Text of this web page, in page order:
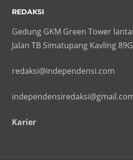
REDAKSI
Gedung GKM Green Tower
Jalan TB Simatupang Kavling
redaksi@independensi.com
Karier